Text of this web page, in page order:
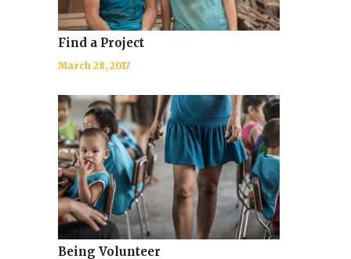
Find a Project
March 28, 2017
Being Volunteer